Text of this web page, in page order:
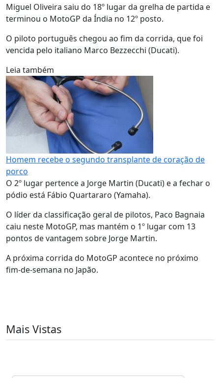
Miguel Oliveira saiu do 18º lugar da grelha de partida e
terminou o MotoGP da Índia no 12º posto.
O piloto português chegou ao fim da corrida, que foi
vencida pelo italiano Marco Bezzecchi (Ducati).
Leia também
Homem recebe o segundo transplante de coração de
porco
O 2º lugar pertence a Jorge Martin (Ducati) e a fechar o
pódio está Fábio Quartararo (Yamaha).
O líder da classificação geral de pilotos, Paco Bagnaia
caiu neste MotoGP, mas mantém o 1º lugar com 13
pontos de vantagem sobre Jorge Martin.
A próxima corrida do MotoGP acontece no próximo
fim-de-semana no Japão.
Mais Vistas